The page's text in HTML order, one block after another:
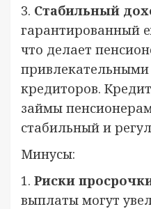
3. Стабильный
гарантированный
что делает
кредиторов.
займы
стабильный и
Минусы:
1. Риски
выплаты могут